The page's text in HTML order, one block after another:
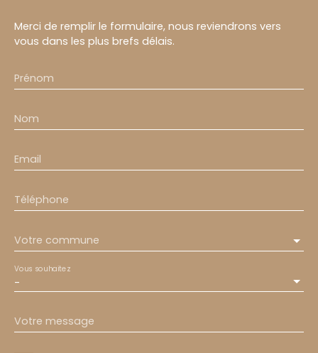
Merci de remplir le formulaire, nous reviendrons vers
vous dans les plus brefs délais.
Prénom
Nom
Email
Téléphone
Votre commune
-
Vous souhaitez
Votre message